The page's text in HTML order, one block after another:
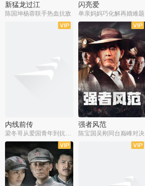
新猛龙过江
陈国坤杨蓉联手热血抗敌
闪亮爱
单亲妈妈巧化解再婚难题
内线前传
全30集
强者风范
陈宝国吴刚同台巅峰对决
全38集